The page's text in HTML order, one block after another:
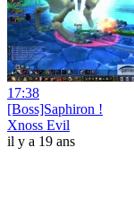
17:38
[Boss]Saphiron !
Xnoss Evil
il y a 19 ans